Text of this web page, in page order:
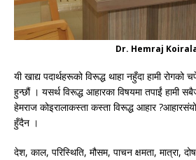
Dr. Hemraj
यी खाद्य पदार्थहरूको विरूद्ध थाहा नहुँदा हामी रोगको
हुन्छौं । यसर्थ विरूद्ध आहारका विषयमा तपाईं हामी
हेमराज कोइरालाकस्ता कस्ता विरूद्ध आहार
हुँदैन ।
देश, काल, परिस्थिति, मौसम, पाचन क्षमता, मात्रा,